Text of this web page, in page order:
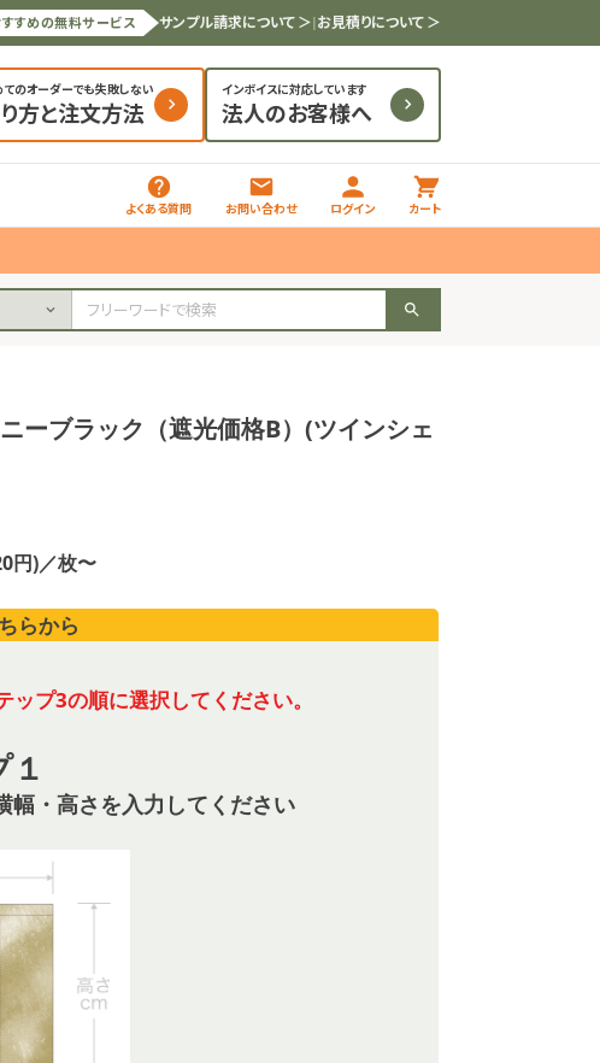
すめの無料サービス サンプル請求について ＞|お見積りについて ＞
てのオーダーでも失敗しない
方と注文方法
インボイスに対応しています
法人のお客様へ
よくある質問 お問い合わせ ログイン カート
ーブラック（遮光価格B）(ツインシェ
円)／枚〜
らから
ップ3の順に選択してください。
幅・高さを入力してください